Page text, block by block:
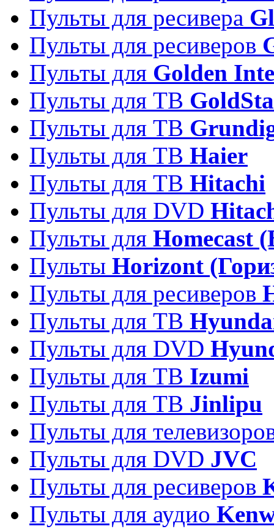
Пульты для ресивера
Пульты для ресиверов
Пульты для Golden
Пульты для ТВ
Пульты для ТВ
Пульты для ТВ Haier
Пульты для ТВ Hitachi
Пульты для DVD
Пульты для Homecast
Пульты Horizont
Пульты для ресиверов
Пульты для ТВ
Пульты для DVD
Пульты для ТВ Izumi
Пульты для ТВ Jinlipu
Пульты для
Пульты для DVD JVC
Пульты для ресиверов
Пульты для аудио